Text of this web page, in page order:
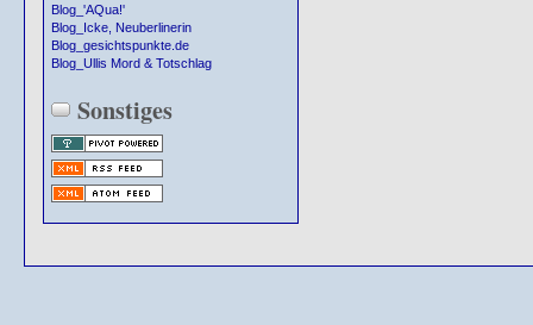
Blog_'AQua!'
Blog_Icke, Neuberlinerin
Blog_gesichtspunkte.de
Blog_Ullis Mord & Totschlag
Sonstiges